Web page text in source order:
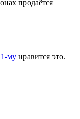
продаётся
му нравится это.